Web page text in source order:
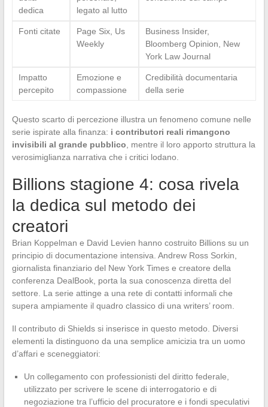
dedica
legato al lutto
Fonti citate
Page Six, Us
Weekly
Business Insider,
Bloomberg Opinion, New
York Law Journal
Impatto
percepito
Emozione e
compassione
Credibilità documentaria
della serie
Questo scarto di percezione illustra un fenomeno comune nelle
serie ispirate alla finanza: i contributori reali rimangono
invisibili al grande pubblico , mentre il loro apporto struttura la
verosimiglianza narrativa che i critici lodano.
Billions stagione 4: cosa rivela
la dedica sul metodo dei
creatori
Brian Koppelman e David Levien hanno costruito Billions su un
principio di documentazione intensiva. Andrew Ross Sorkin,
giornalista finanziario del New York Times e creatore della
conferenza DealBook, porta la sua conoscenza diretta del
settore. La serie attinge a una rete di contatti informali che
supera ampiamente il quadro classico di una writers’ room.
Il contributo di Shields si inserisce in questo metodo. Diversi
elementi la distinguono da una semplice amicizia tra un uomo
d’affari e sceneggiatori:
Un collegamento con professionisti del diritto federale,
utilizzato per scrivere le scene di interrogatorio e di
negoziazione tra l’ufficio del procuratore e i fondi speculativi